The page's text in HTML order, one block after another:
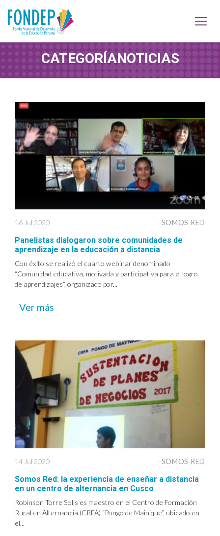
CATEGORÍANOTICIAS
16 Jul 2020 -SOMOS RED
Panelistas dialogaron sobre comunidades de
aprendizaje en la educación a distancia
Con éxito se realizó el cuarto webinar denominado
“Comunidad educativa, motivada y participativa para el logro
de aprendizajes”, organizado por...
Ver más
14 Jul 2020 -SOMOS RED
Somos Red: la experiencia de enseñar a distancia
en un centro de alternancia en Cusco
Robinson Torre Solis es maestro en el Centro de Formación
Rural en Alternancia (CRFA) “Pongo de Mainique”, ubicado en
el...